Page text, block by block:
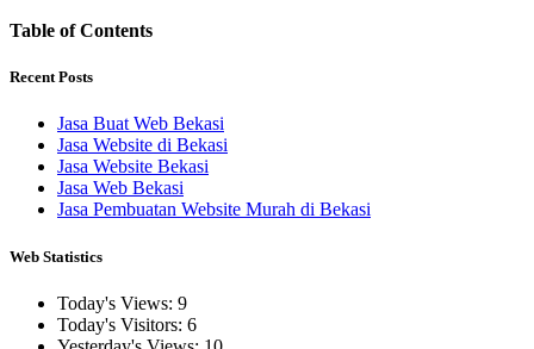
Table of Contents
Recent Posts
Jasa Buat Web Bekasi
Jasa Website di Bekasi
Jasa Website Bekasi
Jasa Web Bekasi
Jasa Pembuatan Website Murah di Bekasi
Web Statistics
Today's Views: 9
Today's Visitors: 6